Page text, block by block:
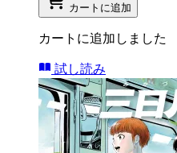
カートに追加
カートに追加しました
試し読み